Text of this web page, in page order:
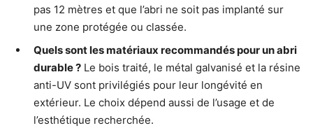
pas 12 mètres et que l’abri ne soit pas implanté sur
une zone protégée ou classée.
Quels sont les matériaux recommandés pour un abri
durable ? Le bois traité, le métal galvanisé et la résine
anti-UV sont privilégiés pour leur longévité en
extérieur. Le choix dépend aussi de l’usage et de
l’esthétique recherchée.